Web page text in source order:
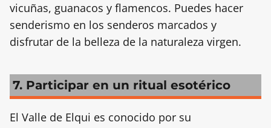
vicuñas, guanacos y flamencos. Puedes hacer
senderismo en los senderos marcados y
disfrutar de la belleza de la naturaleza virgen.
7. Participar en un ritual esotérico
El Valle de Elqui es conocido por su